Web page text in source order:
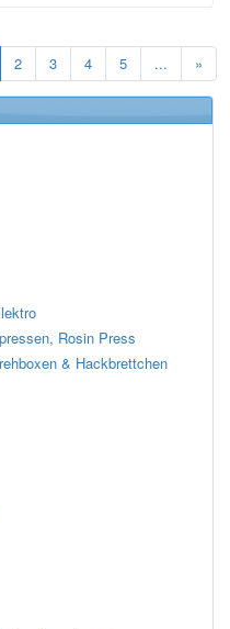
2 3 4 5 ... »
Rosin Press
& Hackbrettchen